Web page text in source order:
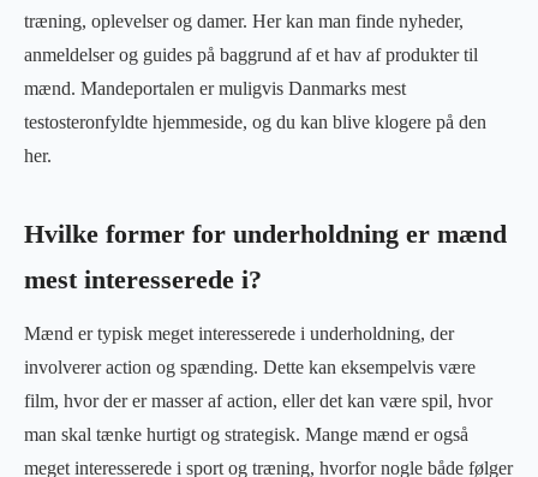
træning, oplevelser og damer. Her kan man finde nyheder,
anmeldelser og guides på baggrund af et hav af produkter til
mænd. Mandeportalen er muligvis Danmarks mest
testosteronfyldte hjemmeside, og du kan blive klogere på den
her.
Hvilke former for underholdning er mænd
mest interesserede i?
Mænd er typisk meget interesserede i underholdning, der
involverer action og spænding. Dette kan eksempelvis være
film, hvor der er masser af action, eller det kan være spil, hvor
man skal tænke hurtigt og strategisk. Mange mænd er også
meget interesserede i sport og træning, hvorfor nogle både følger